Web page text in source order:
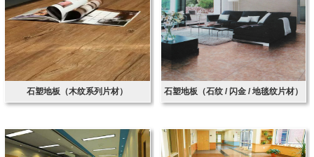
石塑地板（木纹系列片材） 石塑地板（石纹 / 闪金 / 地毯纹片材）